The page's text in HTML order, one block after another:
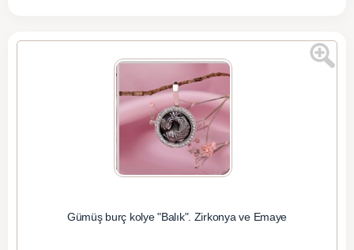
Gümüş burç kolye "Balık". Zirkonya ve Emaye